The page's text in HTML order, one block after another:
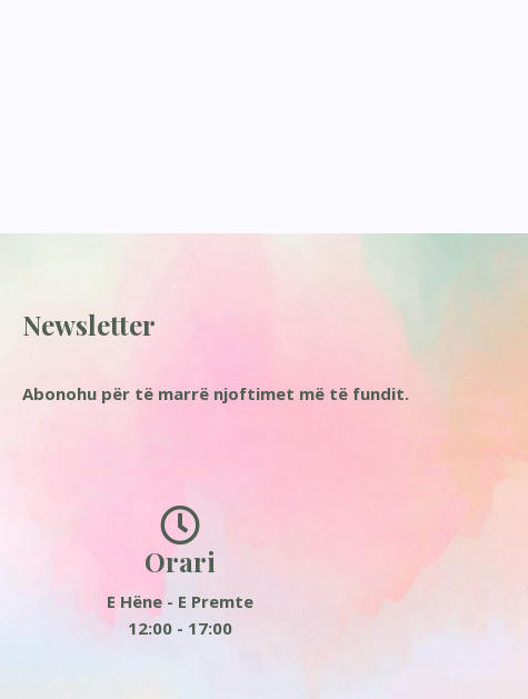
Newsletter
Abonohu për të marrë njoftimet më të fundit.
Orari
E Hëne - E Premte
12:00 - 17:00